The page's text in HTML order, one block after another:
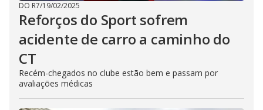
DO R7/19/02/2025
Reforços do Sport sofrem
acidente de carro a caminho do
CT
Recém-chegados no clube estão bem e passam por
avaliações médicas